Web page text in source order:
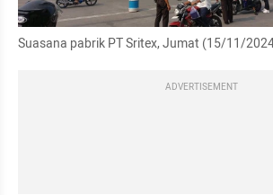
Suasana pabrik PT Sritex, Jumat (15/11/
ADVERTISEMENT